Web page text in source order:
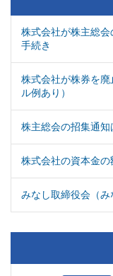
株式会社が株主総
手続き
株式会社が株券を
ル例あり）
株主総会の招集通
株式会社の資本金
みなし取締役会（